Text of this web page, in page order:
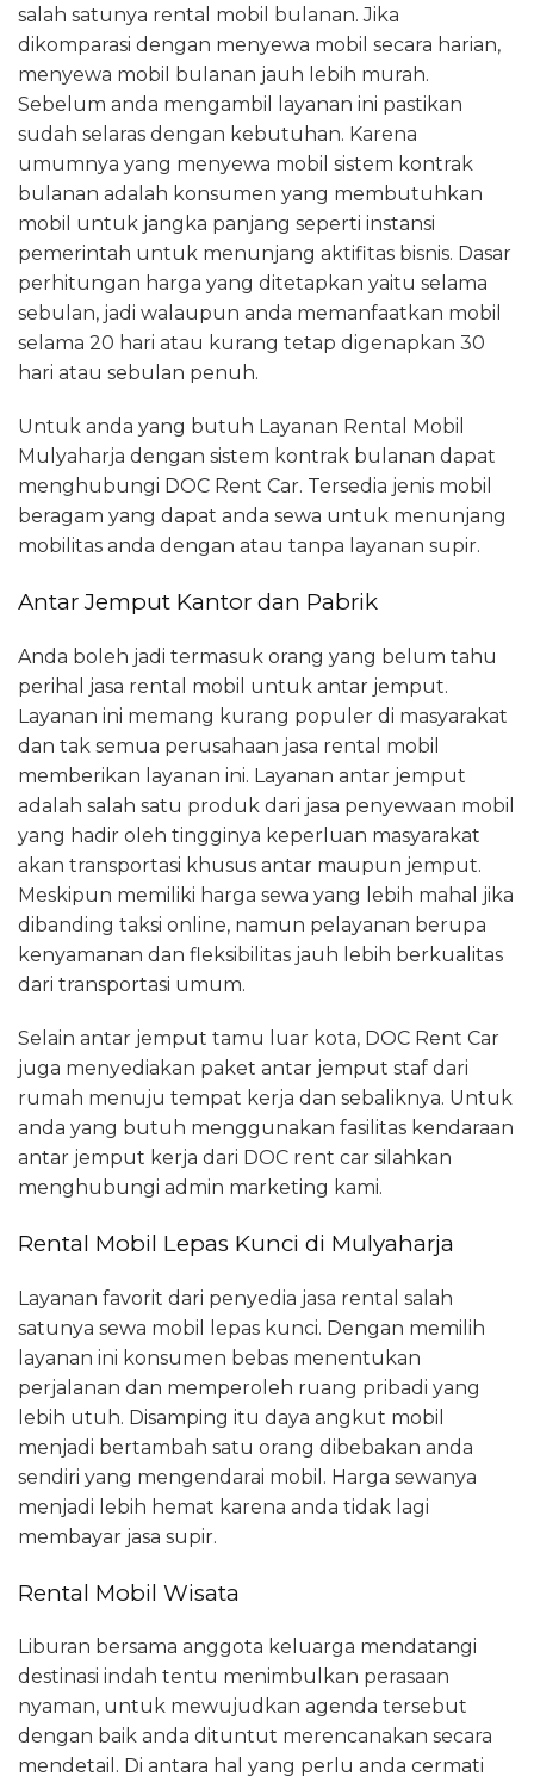
salah satunya rental mobil bulanan. Jika
dikomparasi dengan menyewa mobil secara harian,
menyewa mobil bulanan jauh lebih murah.
Sebelum anda mengambil layanan ini pastikan
sudah selaras dengan kebutuhan. Karena
umumnya yang menyewa mobil sistem kontrak
bulanan adalah konsumen yang membutuhkan
mobil untuk jangka panjang seperti instansi
pemerintah untuk menunjang aktifitas bisnis. Dasar
perhitungan harga yang ditetapkan yaitu selama
sebulan, jadi walaupun anda memanfaatkan mobil
selama 20 hari atau kurang tetap digenapkan 30
hari atau sebulan penuh.
Untuk anda yang butuh Layanan Rental Mobil
Mulyaharja dengan sistem kontrak bulanan dapat
menghubungi DOC Rent Car. Tersedia jenis mobil
beragam yang dapat anda sewa untuk menunjang
mobilitas anda dengan atau tanpa layanan supir.
Antar Jemput Kantor dan Pabrik
Anda boleh jadi termasuk orang yang belum tahu
perihal jasa rental mobil untuk antar jemput.
Layanan ini memang kurang populer di masyarakat
dan tak semua perusahaan jasa rental mobil
memberikan layanan ini. Layanan antar jemput
adalah salah satu produk dari jasa penyewaan mobil
yang hadir oleh tingginya keperluan masyarakat
akan transportasi khusus antar maupun jemput.
Meskipun memiliki harga sewa yang lebih mahal jika
dibanding taksi online, namun pelayanan berupa
kenyamanan dan fleksibilitas jauh lebih berkualitas
dari transportasi umum.
Selain antar jemput tamu luar kota, DOC Rent Car
juga menyediakan paket antar jemput staf dari
rumah menuju tempat kerja dan sebaliknya. Untuk
anda yang butuh menggunakan fasilitas kendaraan
antar jemput kerja dari DOC rent car silahkan
menghubungi admin marketing kami.
Rental Mobil Lepas Kunci di Mulyaharja
Layanan favorit dari penyedia jasa rental salah
satunya sewa mobil lepas kunci. Dengan memilih
layanan ini konsumen bebas menentukan
perjalanan dan memperoleh ruang pribadi yang
lebih utuh. Disamping itu daya angkut mobil
menjadi bertambah satu orang dibebakan anda
sendiri yang mengendarai mobil. Harga sewanya
menjadi lebih hemat karena anda tidak lagi
membayar jasa supir.
Rental Mobil Wisata
Liburan bersama anggota keluarga mendatangi
destinasi indah tentu menimbulkan perasaan
nyaman, untuk mewujudkan agenda tersebut
dengan baik anda dituntut merencanakan secara
mendetail. Di antara hal yang perlu anda cermati